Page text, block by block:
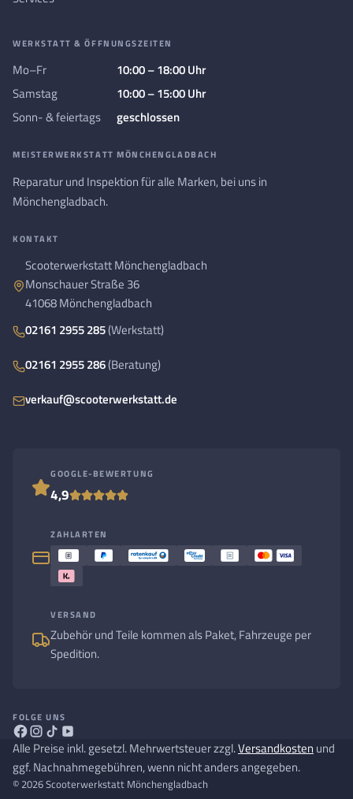
WERKSTATT & ÖFFNUNGSZEITEN
Mo–Fr
10:00 – 18:00 Uhr
Samstag
10:00 – 15:00 Uhr
Sonn- & feiertags
geschlossen
MEISTERWERKSTATT MÖNCHENGLADBACH
Reparatur und Inspektion für alle Marken, bei uns in
Mönchengladbach.
KONTAKT
Scooterwerkstatt Mönchengladbach
Monschauer Straße 36
41068 Mönchengladbach
02161 2955 285(Werkstatt)
02161 2955 286(Beratung)
verkauf@scooterwerkstatt.de
GOOGLE-BEWERTUNG
4,9
ZAHLARTEN
VERSAND
Zubehör und Teile kommen als Paket, Fahrzeuge per
Spedition.
FOLGE UNS
Alle Preise inkl. gesetzl. Mehrwertsteuer zzgl.Versandkosten und
ggf. Nachnahmegebühren, wenn nicht anders angegeben.
© 2026 Scooterwerkstatt Mönchengladbach